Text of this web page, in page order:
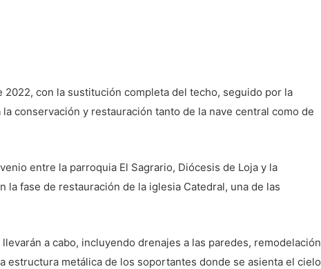
con la sustitución completa del techo, seguido por la
conservación y restauración tanto de la nave central como de
entre la parroquia El Sagrario, Diócesis de Loja y la
fase de restauración de la iglesia Catedral, una de las
a cabo, incluyendo drenajes a las paredes, remodelación
estructura metálica de los soportantes donde se asienta el cielo